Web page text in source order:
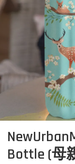
Bottle (母